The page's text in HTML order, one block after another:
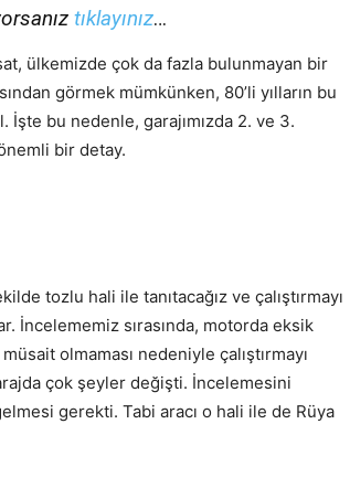
tıklayınız…
ülkemizde çok da fazla bulunmayan bir
görmek mümkünken, 80’li yılların bu
İşte bu nedenle, garajımızda 2. ve 3.
bir detay.
tozlu hali ile tanıtacağız ve çalıştırmayı
İncelememiz sırasında, motorda eksik
olmaması nedeniyle çalıştırmayı
çok şeyler değişti. İncelemesini
gelmesi gerekti. Tabi aracı o hali ile de Rüya